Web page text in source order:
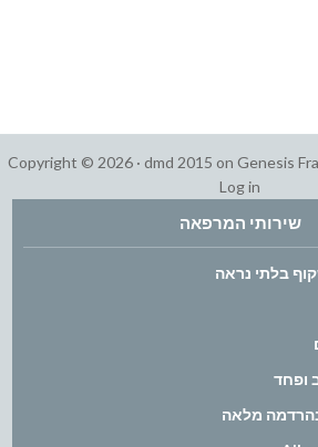
Copyright © 2026 · dmd 2015 on Genesis
Log in
שירותי המרפאה
בלתי נראה
ופחד
בהרדמה מלאה